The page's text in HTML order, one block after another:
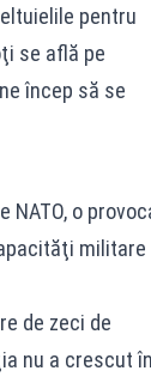
pentru
se află pe
încep să se
o
militare
de zeci de
nu a crescut în